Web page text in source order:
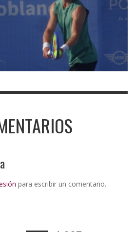
para escribir un comentario.